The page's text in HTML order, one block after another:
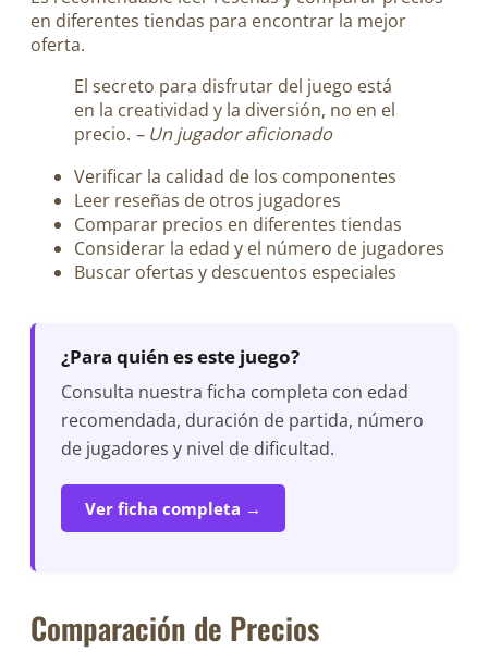
en diferentes tiendas para encontrar la mejor
oferta.
El secreto para disfrutar del juego está
en la creatividad y la diversión, no en el
precio. – Un jugador aficionado
Verificar la calidad de los componentes
Leer reseñas de otros jugadores
Comparar precios en diferentes tiendas
Considerar la edad y el número de jugadores
Buscar ofertas y descuentos especiales
¿Para quién es este juego?
Consulta nuestra ficha completa con edad
recomendada, duración de partida, número
de jugadores y nivel de dificultad.
Ver ficha completa →
Comparación de Precios